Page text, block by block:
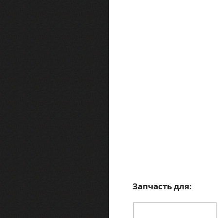
Запчасть для: